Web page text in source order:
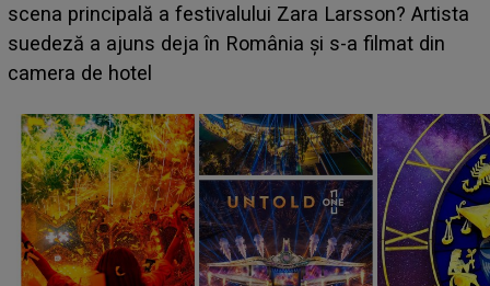
luat prin surprindere pe Emanuel. CINE ESTE
BĂIATUL VIZAT de Alexandra?! Aflându-se în fața
faptului împlinit, A RECUNOSCUT IMEDIAT: "Am